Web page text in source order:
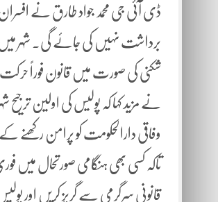
ڈی آئی جی محمد جواد طارق نے
برداشت نہیں کی جائے گی۔ شہر میں
شکنی کی صورت میں قانون فوراً
نے مزید کہا کہ پولیس کی اولین
وفاقی دارالحکومت کو پرامن رکھنے
تاکہ کسی بھی ہنگامی صورتحال میں
قانونی سرگرمی سے گریز کریں اور